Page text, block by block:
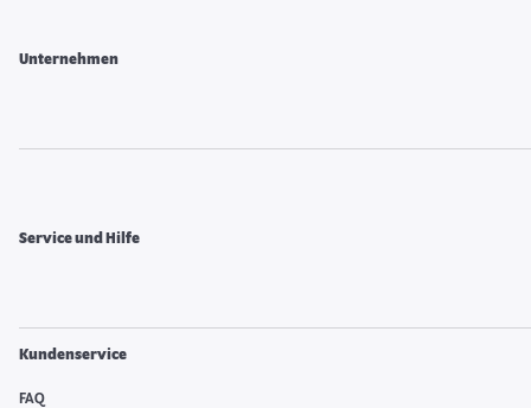
Unternehmen
Service und Hilfe
Kundenservice
FAQ